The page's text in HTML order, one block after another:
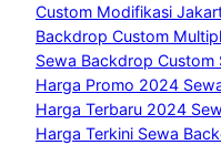
Custom Modifikasi
Backdrop Custom
Sewa Backdrop Custom
Harga Promo 2024
Harga Terbaru 2024
Harga Terkini Sewa